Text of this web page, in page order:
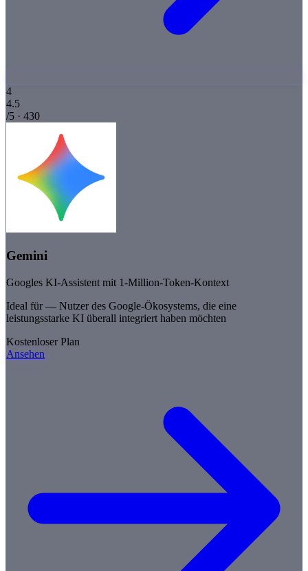
4
4.5
/5 · 430
Gemini
Googles KI-Assistent mit 1-Million-Token-Kontext
Ideal für — Nutzer des Google-Ökosystems, die eine
leistungsstarke KI überall integriert haben möchten
Kostenloser Plan
Ansehen